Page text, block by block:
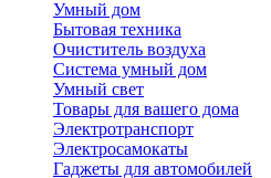
Умный дом
Бытовая техника
Очиститель воздуха
Система умный дом
Умный свет
Товары для вашего дома
Электротранспорт
Электросамокаты
Гаджеты для автомобилей